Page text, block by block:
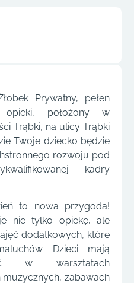
Prywatny, pełen
położony w
Trąbki, na ulicy Trąbki
Twoje dziecko będzie
rozwoju pod
kadry
to nowa przygoda!
nie tylko opiekę, ale
dodatkowych, które
Dzieci mają
w warsztatach
zabawach